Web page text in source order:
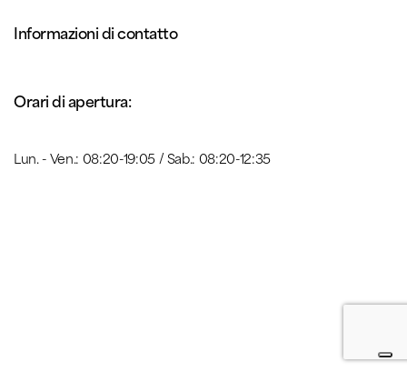
Informazioni di contatto
Orari di apertura:
Lun. - Ven.: 08:20-19:05 / Sab.: 08:20-12:35